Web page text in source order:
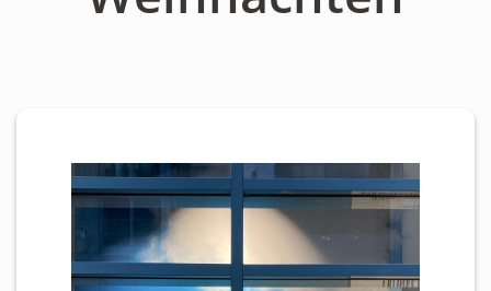
Personen
Unsere Spender/Sponsoren
KONTAKT